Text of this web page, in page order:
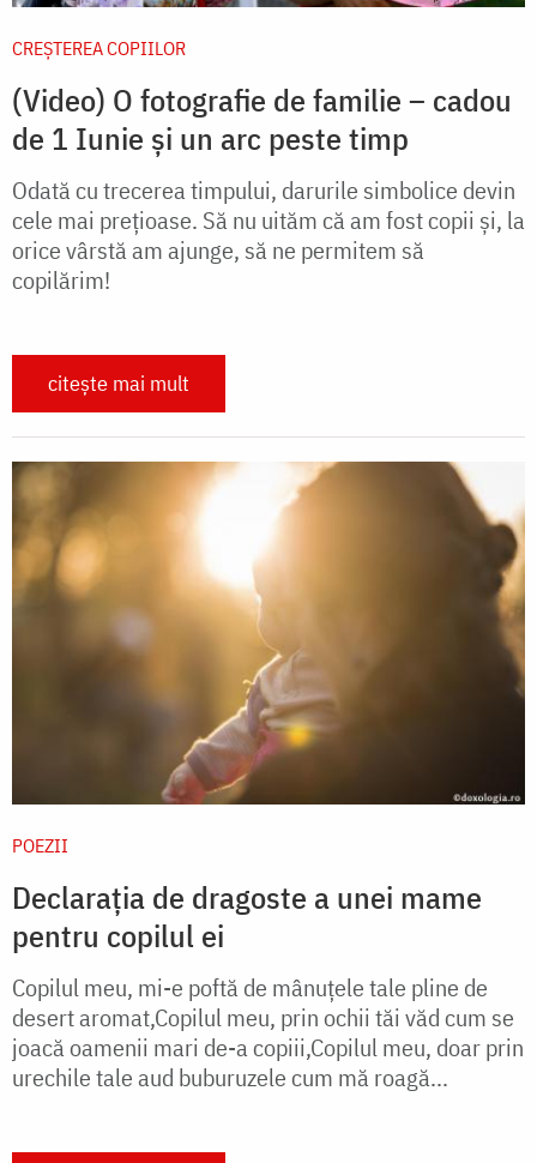
CREŞTEREA COPIILOR
(Video) O fotografie de familie – cadou
de 1 Iunie și un arc peste timp
Odată cu trecerea timpului, darurile simbolice devin
cele mai prețioase. Să nu uităm că am fost copii și, la
orice vârstă am ajunge, să ne permitem să
copilărim!
citește mai mult
POEZII
Declarația de dragoste a unei mame
pentru copilul ei
Copilul meu, mi-e poftă de mânuțele tale pline de
desert aromat,Copilul meu, prin ochii tăi văd cum se
joacă oamenii mari de-a copiii,Copilul meu, doar prin
urechile tale aud buburuzele cum mă roagă...